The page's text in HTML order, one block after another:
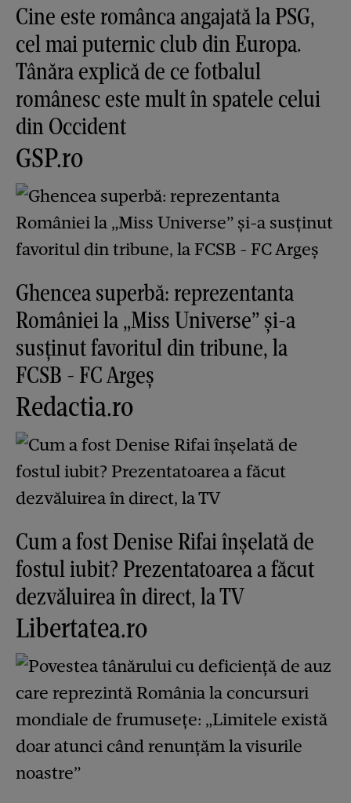
Cine este românca angajată la PSG,
cel mai puternic club din Europa.
Tânăra explică de ce fotbalul
românesc este mult în spatele celui
din Occident
GSP.ro
Ghencea superbă: reprezentanta
României la „Miss Universe” și-a
susținut favoritul din tribune, la
FCSB - FC Argeș
Redactia.ro
Cum a fost Denise Rifai înșelată de
fostul iubit? Prezentatoarea a făcut
dezvăluirea în direct, la TV
Libertatea.ro